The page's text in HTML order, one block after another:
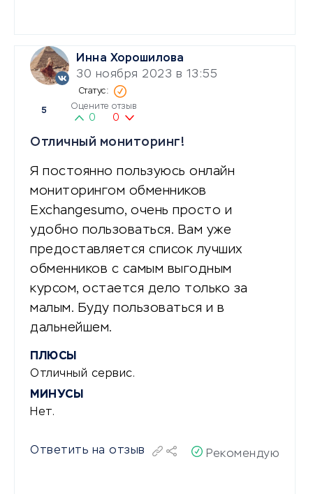
Инна Хорошилова
30 ноября 2023 в 13:55
5 Оцените отзыв
0 0
Отличный мониторинг!
Я постоянно пользуюсь онлайн
мониторингом обменников
Exchangesumo, очень просто и
удобно пользоваться. Вам уже
предоставляется список лучших
обменников с самым выгодным
курсом, остается дело только за
малым. Буду пользоваться и в
дальнейшем.
ПЛЮСЫ
Отличный сервис.
МИНУСЫ
Нет.
Ответить на отзыв Рекомендую